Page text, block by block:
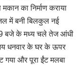
मकान का निर्माण कराया
में बनी बिलकुल नई
9 बजे के मध्य चले तेज आंधी
धनवार के घर के ऊपर
गया और पूरा ईंट मलबा